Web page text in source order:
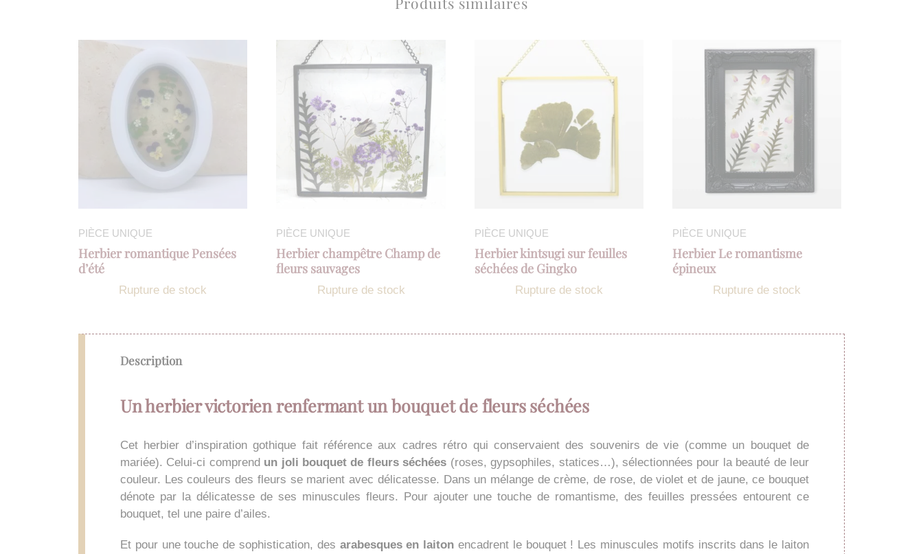
PIÈCE UNIQUE
Herbier romantique Pensées
d’été
Rupture de stock
PIÈCE UNIQUE
Herbier champêtre Champ de
fleurs sauvages
Rupture de stock
PIÈCE UNIQUE
Herbier kintsugi sur feuilles
séchées de Gingko
Rupture de stock
PIÈCE UNIQUE
Herbier Le romantisme
épineux
Rupture de stock
Description
Un herbier victorien renfermant un bouquet de fleurs séchées
Cet herbier d’inspiration gothique fait référence aux cadres rétro qui conservaient des souvenirs de vie (comme un bouquet de
mariée). Celui-ci comprend un joli bouquet de fleurs séchées (roses, gypsophiles, statices…), sélectionnées pour la beauté de leur
couleur. Les couleurs des fleurs se marient avec délicatesse. Dans un mélange de crème, de rose, de violet et de jaune, ce bouquet
dénote par la délicatesse de ses minuscules fleurs. Pour ajouter une touche de romantisme, des feuilles pressées entourent ce
bouquet, tel une paire d’ailes.
Et pour une touche de sophistication, des arabesques en laiton encadrent le bouquet ! Les minuscules motifs inscrits dans le laiton